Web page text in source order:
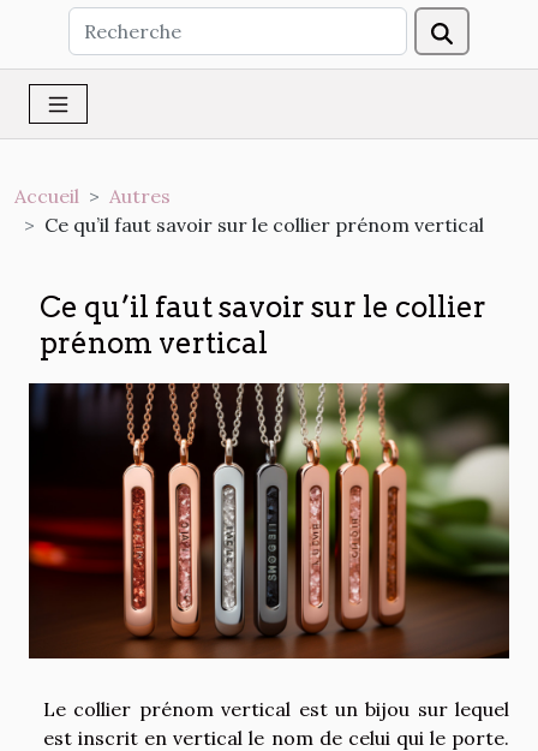
Accueil
Autres
Ce qu’il faut savoir sur le collier prénom vertical
Ce qu’il faut savoir sur le collier
prénom vertical
Le collier prénom vertical est un bijou sur lequel
est inscrit en vertical le nom de celui qui le porte.